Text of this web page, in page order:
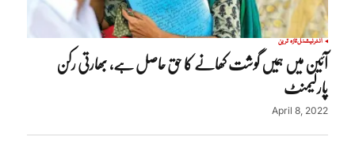
انٹرنیشنلتازہ ترین
آئین میں ہمیں گوشت کھانے کا حق حاصل ہے، بھارتی رکن
پارلیمنٹ
April 8, 2022